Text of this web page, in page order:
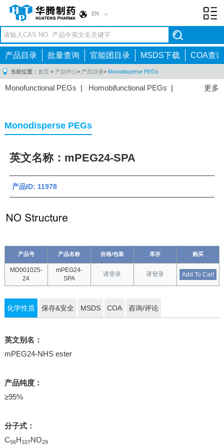
EN
产品目录 批量查询 官能团目录 MSDS下载 COA查询
当前位置： 首页 > 产品中心> 产品目录> Monodisperse PEGs
更多
Monofunctional PEGs | Homobifunctional PEGs |
Monodisperse PEGs
英文名称：mPEG24-SPA
产品ID: 11978
产品号 产品名称 价格/包装 库存 购买
MD001025-
24
mPEG24-
SPA
请登录 请登录 Add To Cart
化学性质 保存&安全 MSDS COA 咨询/评论
英文别名：
mPEG24-NHS ester
产品纯度：
≥95%
分子式：
C56H107NO29